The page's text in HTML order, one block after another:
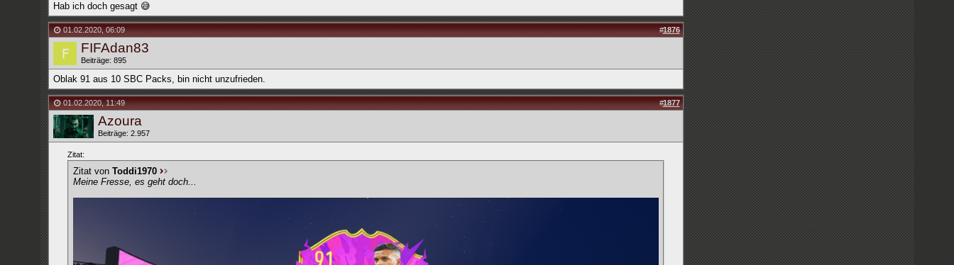
Hab ich doch gesagt 😅
01.02.2020,06:09 #1876
FIFAdan83
Beiträge: 895
Oblak 91 aus 10 SBC Packs, bin nicht unzufrieden.
01.02.2020,11:49 #1877
Azoura
Beiträge: 2.957
Zitat:
Zitat von Toddi1970
Meine Fresse, es geht doch...